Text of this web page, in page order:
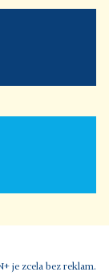
je zcela bez reklam.